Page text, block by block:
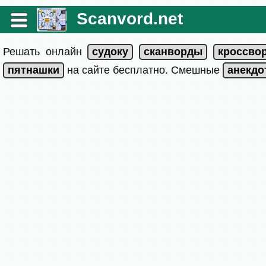
Scanvord.net
Решать онлайн
на сайте бесплатно. Смешные